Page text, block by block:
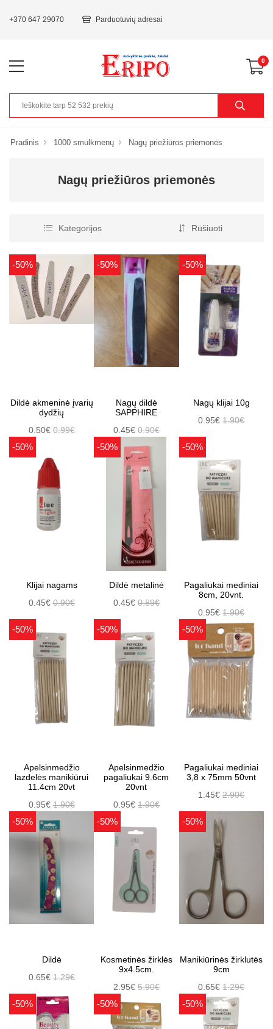
+370 647 29070 Parduotuvių adresai
0
Pradinis 1000 smulkmenų Nagų priežiūros priemonės
Nagų priežiūros priemonės
Kategorijos Rūšiuoti
-50%
Dildė akmeninė įvarių
dydžių
0.50€0.99€
-50%
Nagų dildė
SAPPHIRE
0.45€ 0.90€
-50%
Nagų klijai 10g
0.95€1.90€
-50%
Klijai nagams
0.45€0.90€
-50%
Dildė metalinė
0.45€ 0.89€
-50%
Pagaliukai mediniai
8cm, 20vnt.
0.95€1.90€
-50%
Apelsinmedžio
lazdelės manikiūrui
11.4cm 20vt
0.95€1.90€
-50%
Apelsinmedžio
pagaliukai 9.6cm
20vnt
0.95€ 1.90€
-50%
Pagaliukai mediniai
3,8 x 75mm 50vnt
1.45€2.90€
-50%
Dildė
0.65€1.29€
-50%
Kosmetinės žirklės
9x4.5cm.
2.95€ 5.90€
-50%
Manikiūrinės žirklutės
9cm
0.65€1.29€
-50% -50% -50%